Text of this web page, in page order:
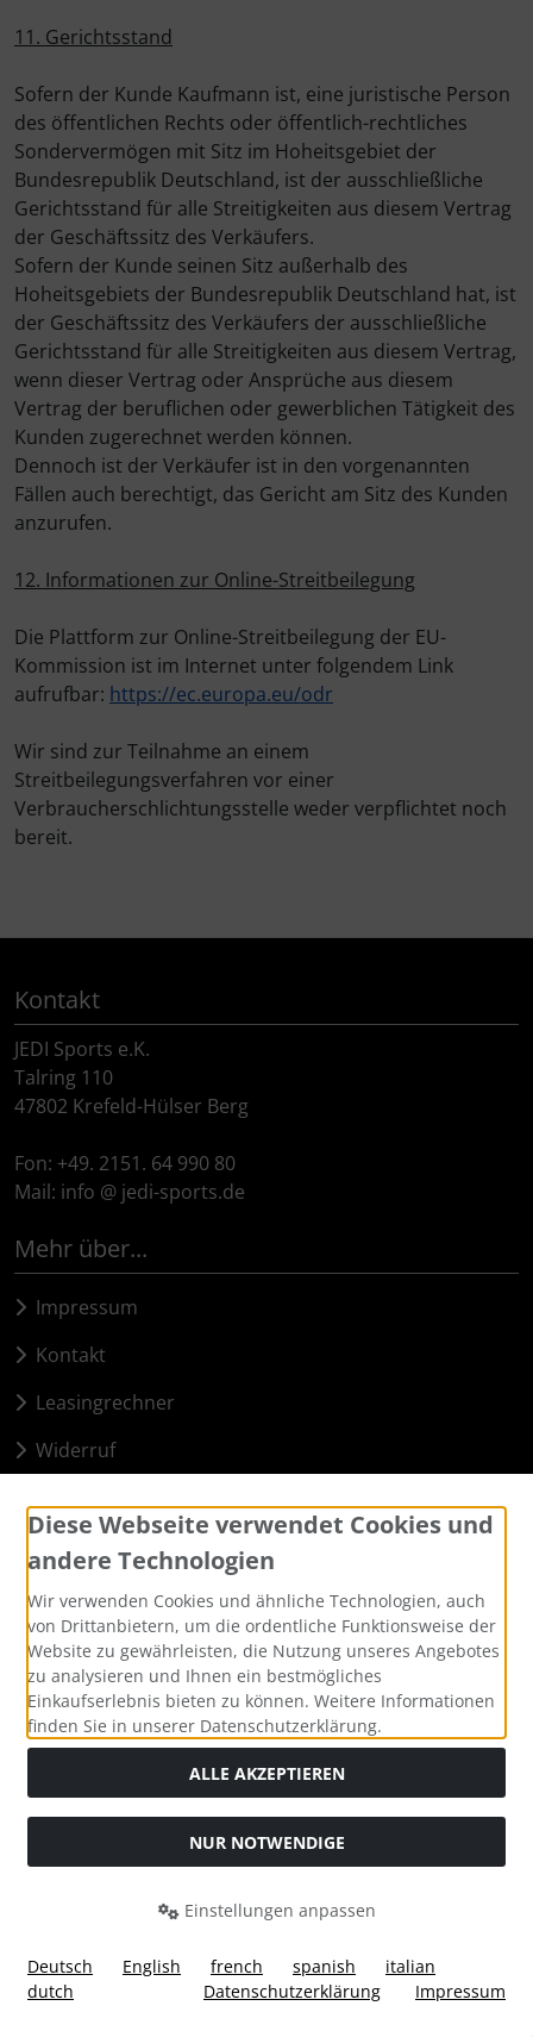
11. Gerichtsstand
Sofern der Kunde Kaufmann ist, eine juristische Person
des öffentlichen Rechts oder öffentlich-rechtliches
Sondervermögen mit Sitz im Hoheitsgebiet der
Bundesrepublik Deutschland, ist der ausschließliche
Gerichtsstand für alle Streitigkeiten aus diesem Vertrag
der Geschäftssitz des Verkäufers.
Sofern der Kunde seinen Sitz außerhalb des
Hoheitsgebiets der Bundesrepublik Deutschland hat, ist
der Geschäftssitz des Verkäufers der ausschließliche
Gerichtsstand für alle Streitigkeiten aus diesem Vertrag,
wenn dieser Vertrag oder Ansprüche aus diesem
Vertrag der beruflichen oder gewerblichen Tätigkeit des
Kunden zugerechnet werden können.
Dennoch ist der Verkäufer ist in den vorgenannten
Fällen auch berechtigt, das Gericht am Sitz des Kunden
anzurufen.
12. Informationen zur Online-Streitbeilegung
Die Plattform zur Online-Streitbeilegung der EU-
Kommission ist im Internet unter folgendem Link
aufrufbar: https://ec.europa.eu/odr
Wir sind zur Teilnahme an einem
Streitbeilegungsverfahren vor einer
Verbraucherschlichtungsstelle weder verpflichtet noch
bereit.
Kontakt
JEDI Sports e.K.
Talring 110
47802 Krefeld-Hülser Berg
Fon: +49. 2151. 64 990 80
Mail: info @ jedi-sports.de
Mehr über...
Impressum
Kontakt
Leasingrechner
Widerruf
Cookie Einstellungen
Informationen
Liefer- und Versandkosten
Privatsphäre und Datenschutz
Widerrufsformular
Allgemeine Informationen
Zahlungsmethoden
Diese Webseite verwendet Cookies und
andere Technologien
Wir verwenden Cookies und ähnliche Technologien, auch
von Drittanbietern, um die ordentliche Funktionsweise der
Website zu gewährleisten, die Nutzung unseres Angebotes
zu analysieren und Ihnen ein bestmögliches
Einkaufserlebnis bieten zu können. Weitere Informationen
finden Sie in unserer Datenschutzerklärung.
ALLE AKZEPTIEREN
NUR NOTWENDIGE
Einstellungen anpassen
Deutsch English french spanish
italian
dutch
Datenschutzerklärung Impressum